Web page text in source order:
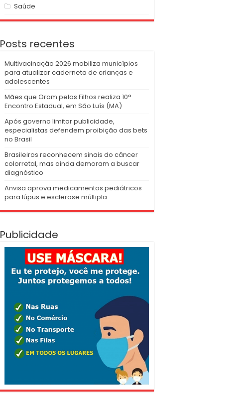
Saúde
Posts recentes
Multivacinação 2026 mobiliza municípios
para atualizar caderneta de crianças e
adolescentes
Mães que Oram pelos Filhos realiza 10°
Encontro Estadual, em São Luís (MA)
Após governo limitar publicidade,
especialistas defendem proibição das bets
no Brasil
Brasileiros reconhecem sinais do câncer
colorretal, mas ainda demoram a buscar
diagnóstico
Anvisa aprova medicamentos pediátricos
para lúpus e esclerose múltipla
Publicidade